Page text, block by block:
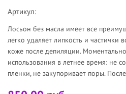
Артикул:
Лосьон без масла имеет все
легко удаляет липкость и частички
коже после депиляции.
использования в летнее время: не
пленки, не закупоривает поры.